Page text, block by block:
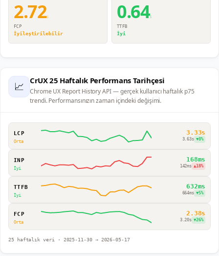
2.72s
FCP
İyileştirilebilir
0.64s
TTFB
İyi
📈 CrUX 25 Haftalık Performans Tarihçesi
Chrome UX Report History API — gerçek kullanıcı haftalık p75
trendi. Performansınızın zaman içindeki değişimi.
LCP
Orta
3.33s
3.63s ▼8%
INP
İyi
168ms
142ms ▲18%
TTFB
İyi
632ms
664ms ▼5%
FCP
Orta
2.38s
3.20s ▼26%
25haftalık veri · 2025-11-30→ 2026-05-17